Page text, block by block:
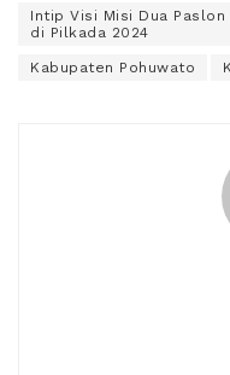
Intip Visi Misi Dua
di Pilkada 2024
Kabupaten Pohuwato